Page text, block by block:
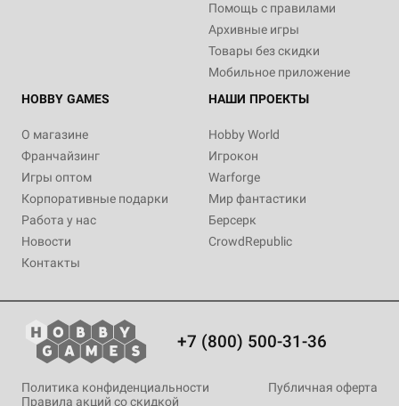
Помощь с правилами
Архивные игры
Товары без скидки
Мобильное приложение
HOBBY GAMES
О магазине
Франчайзинг
Игры оптом
Корпоративные подарки
Работа у нас
Новости
Контакты
НАШИ ПРОЕКТЫ
Hobby World
Игрокон
Warforge
Мир фантастики
Берсерк
CrowdRepublic
+7 (800) 500-31-36
Политика конфиденциальности
Публичная оферта
Правила акций со скидкой